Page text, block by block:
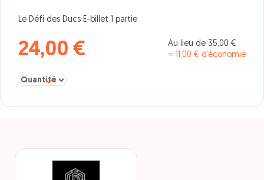
Le Défi des Ducs E-billet 1 partie
24,00 €
Au lieu de 35,00 €
= 11,00 € d’économie
Sélectionner la quantité pour 1 partie